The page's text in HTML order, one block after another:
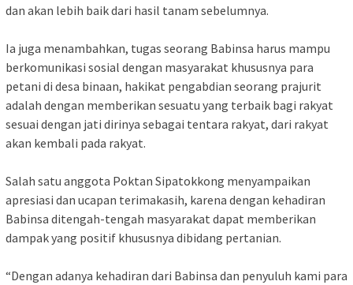
dan akan lebih baik dari hasil tanam sebelumnya.
Ia juga menambahkan, tugas seorang Babinsa harus mampu
berkomunikasi sosial dengan masyarakat khususnya para
petani di desa binaan, hakikat pengabdian seorang prajurit
adalah dengan memberikan sesuatu yang terbaik bagi rakyat
sesuai dengan jati dirinya sebagai tentara rakyat, dari rakyat
akan kembali pada rakyat.
Salah satu anggota Poktan Sipatokkong menyampaikan
apresiasi dan ucapan terimakasih, karena dengan kehadiran
Babinsa ditengah-tengah masyarakat dapat memberikan
dampak yang positif khususnya dibidang pertanian.
“Dengan adanya kehadiran dari Babinsa dan penyuluh kami para